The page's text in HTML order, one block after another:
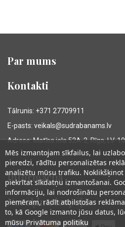
Par mums
Kontakti
Tālrunis: +371 27709911
E-pasts: veikals@sudrabanams.lv
Adrese: Matīsa iela 52A-2, Rīga, LV-
Informācija
Norēķinu iespējas
Mēs izmantojam sīkfailus, lai
pieredzi, rādītu personalizētas
analizētu mūsu trafiku.
piekrītat sīkdatņu izmantošanai.
informāciju, lai nodrošinātu
piemēram, rādīt atbilstošas
to, kā Google izmanto jūsu datus,
mūsu Privātuma politiku